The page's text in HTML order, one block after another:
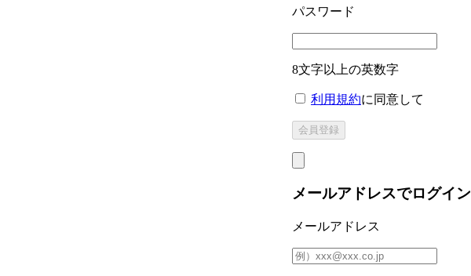
パスワード
8文字以上の英数字
利用規約に同意して
メールアドレスでログイン
メールアドレス